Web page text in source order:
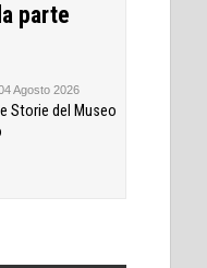
parte
Agosto 2026
Storie del Museo